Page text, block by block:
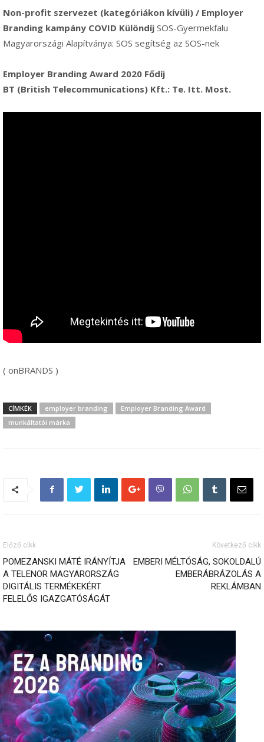
Non-profit szervezet (kategóriákon kívüli) / Employer
Branding kampány COVID Különdíj SOS-Gyermekfalu
Magyarországi Alapítványa: SOS segítség az SOS-nek
Employer Branding Award 2020 Fődíj
BT (British Telecommunications) Kft.: Te. Itt. Most.
( onBRANDS )
CÍMKÉK employer branding
Employer Branding Award
munkáltatói márka
Előző cikk
POMEZANSKI MÁTÉ IRÁNYÍTJA
A TELENOR MAGYARORSZÁG
DIGITÁLIS TERMÉKEKÉRT
FELELŐS IGAZGATÓSÁGÁT
Következő cikk
EMBERI MÉLTÓSÁG, SOKOLDALÚ
EMBERÁBRÁZOLÁS A
REKLÁMBAN